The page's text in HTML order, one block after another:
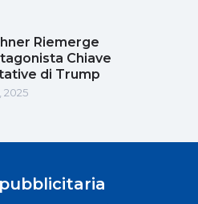
Riemerge
Chiave
di Trump
2025